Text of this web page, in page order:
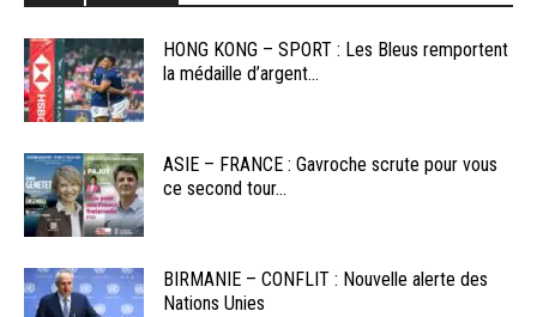
HONG KONG – SPORT : Les Bleus remportent
la médaille d’argent...
ASIE – FRANCE : Gavroche scrute pour vous
ce second tour...
BIRMANIE – CONFLIT : Nouvelle alerte des
Nations Unies